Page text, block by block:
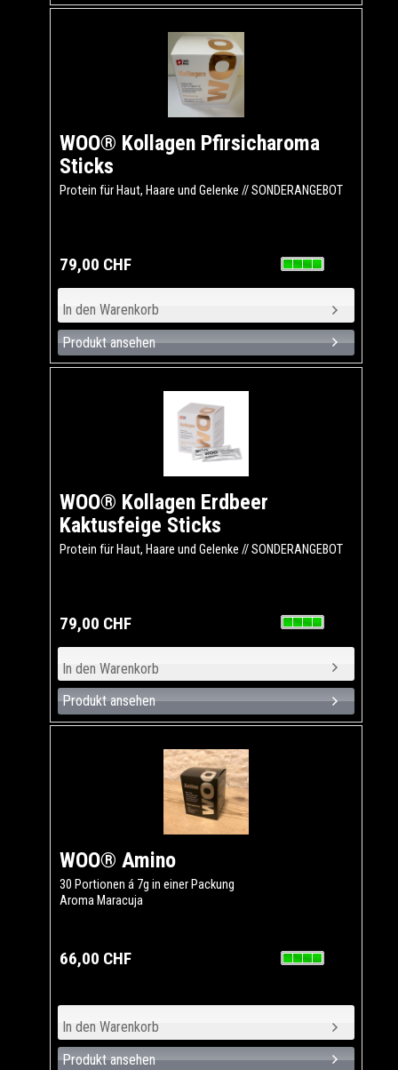
WOO® Kollagen Pfirsicharoma
Sticks
Protein für Haut, Haare und Gelenke // SONDERANGEBOT
79,00 CHF
Produkt ansehen
WOO® Kollagen Erdbeer
Kaktusfeige Sticks
Protein für Haut, Haare und Gelenke // SONDERANGEBOT
79,00 CHF
Produkt ansehen
WOO® Amino
30 Portionen á 7g in einer Packung
Aroma Maracuja
66,00 CHF
Produkt ansehen